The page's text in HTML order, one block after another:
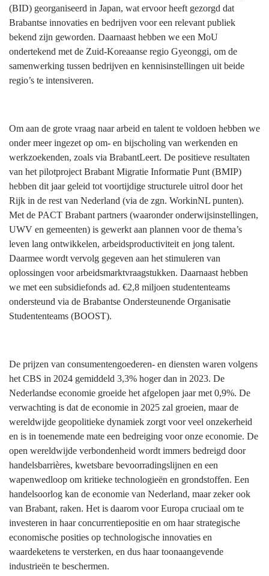
(BID) georganiseerd in Japan, wat ervoor heeft gezorgd dat
Brabantse innovaties en bedrijven voor een relevant publiek
bekend zijn geworden. Daarnaast hebben we een MoU
ondertekend met de Zuid-Koreaanse regio Gyeonggi, om de
samenwerking tussen bedrijven en kennisinstellingen uit beide
regio’s te intensiveren.
Om aan de grote vraag naar arbeid en talent te voldoen hebben we
onder meer ingezet op om- en bijscholing van werkenden en
werkzoekenden, zoals via BrabantLeert. De positieve resultaten
van het pilotproject Brabant Migratie Informatie Punt (BMIP)
hebben dit jaar geleid tot voortijdige structurele uitrol door het
Rijk in de rest van Nederland (via de zgn. WorkinNL punten).
Met de PACT Brabant partners (waaronder onderwijsinstellingen,
UWV en gemeenten) is gewerkt aan plannen voor de thema’s
leven lang ontwikkelen, arbeidsproductiviteit en jong talent.
Daarmee wordt vervolg gegeven aan het stimuleren van
oplossingen voor arbeidsmarktvraagstukken. Daarnaast hebben
we met een subsidiefonds ad. €2,8 miljoen studententeams
ondersteund via de Brabantse Ondersteunende Organisatie
Studententeams (BOOST).
De prijzen van consumentengoederen- en diensten waren volgens
het CBS in 2024 gemiddeld 3,3% hoger dan in 2023. De
Nederlandse economie groeide het afgelopen jaar met 0,9%. De
verwachting is dat de economie in 2025 zal groeien, maar de
wereldwijde geopolitieke dynamiek zorgt voor veel onzekerheid
en is in toenemende mate een bedreiging voor onze economie. De
open wereldwijde verbondenheid wordt immers bedreigd door
handelsbarrières, kwetsbare bevoorradingslijnen en een
wapenwedloop om kritieke technologieën en grondstoffen. Een
handelsoorlog kan de economie van Nederland, maar zeker ook
van Brabant, raken. Het is daarom voor Europa cruciaal om te
investeren in haar concurrentiepositie en om haar strategische
economische posities op technologische innovaties en
waardeketens te versterken, en dus haar toonaangevende
industrieën te beschermen.